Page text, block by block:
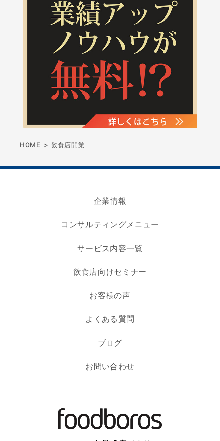
HOME > 飲食店開業
企業情報
コンサルティングメニュー
サービス内容一覧
飲食店向けセミナー
お客様の声
よくある質問
ブログ
お問い合わせ